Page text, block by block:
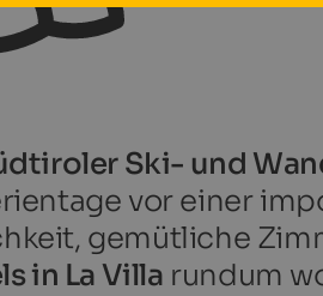
Ski- und
vor einer
gemütliche
in La Villa rundum